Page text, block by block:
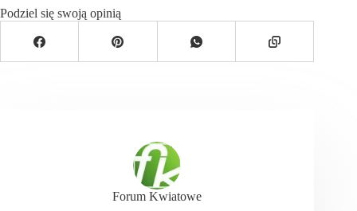
Podziel się swoją opinią
Forum Kwiatowe